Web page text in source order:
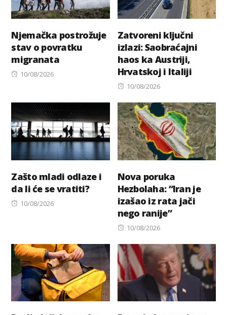
Njemačka postrožuje
stav o povratku
migranata
Posted
10/08/2026
Zatvoreni ključni
izlazi: Saobraćajni
haos ka Austriji,
Hrvatskoj i Italiji
Posted
10/08/2026
Zašto mladi odlaze i
da li će se vratiti?
Posted
10/08/2026
Nova poruka
Hezbolaha: “Iran je
izašao iz rata jači
nego ranije”
Posted
10/08/2026